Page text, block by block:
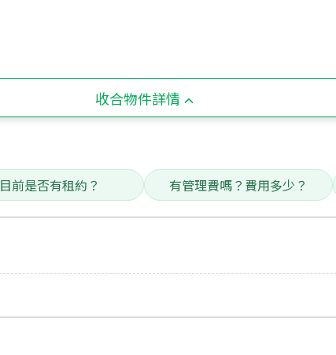
收合物件詳情
目前是否有租約？ 有管理費嗎？費用多少？